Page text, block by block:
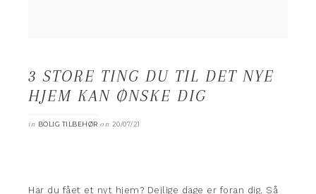
3 STORE TING DU TIL DET NYE
HJEM KAN ØNSKE DIG
in BOLIG TILBEHØR on 20/07/21
Har du fået et nyt hjem? Dejlige dage er foran dig. Så